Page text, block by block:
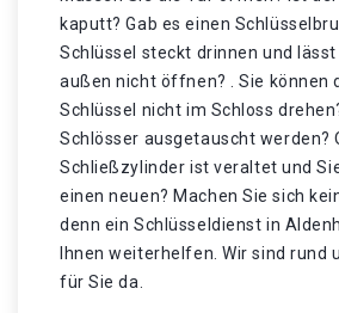
kaputt? Gab es einen
Schlüssel steckt drinnen und lässt
außen nicht öffnen? . Sie können
Schlüssel nicht im Schloss
Schlösser ausgetauscht werden?
Schließzylinder ist veraltet und
einen neuen? Machen Sie sich
denn ein Schlüsseldienst in
Ihnen weiterhelfen. Wir sind rund
für Sie da.